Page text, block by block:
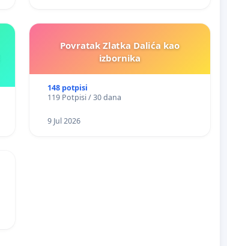
Povratak Zlatka Dalića kao
izbornika
148 potpisi
119 Potpisi / 30 dana
9 Jul 2026